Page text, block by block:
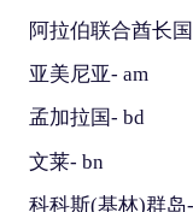
阿拉伯联合酋长
亚美尼亚- am
孟加拉国- bd
文莱- bn
科科斯(基林)群岛